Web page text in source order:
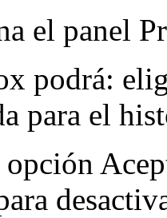
el panel
podrá:
para el